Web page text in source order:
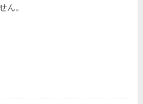
ん。